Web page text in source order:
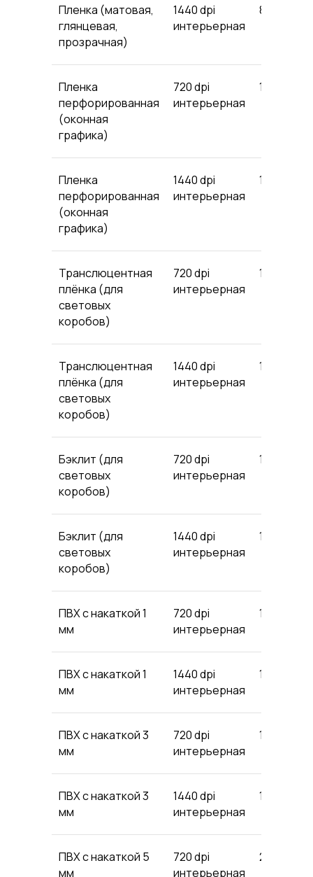
Пленка (матовая,
глянцевая,
прозрачная)
1440 dpi
интерьерная
803
Пленка
перфорированная
(оконная
графика)
720 dpi
интерьерная
1012
Пленка
перфорированная
(оконная
графика)
1440 dpi
интерьерная
1111
Транслюцентная
плёнка (для
световых
коробов)
720 dpi
интерьерная
1133
Транслюцентная
плёнка (для
световых
коробов)
1440 dpi
интерьерная
1254
Бэклит (для
световых
коробов)
720 dpi
интерьерная
1078
Бэклит (для
световых
коробов)
1440 dpi
интерьерная
1199
ПВХ с накаткой 1
мм
720 dpi
интерьерная
1386
ПВХ с накаткой 1
мм
1440 dpi
интерьерная
1507
ПВХ с накаткой 3
мм
720 dpi
интерьерная
1815
ПВХ с накаткой 3
мм
1440 dpi
интерьерная
1980
ПВХ с накаткой 5
мм
720 dpi
интерьерная
2475